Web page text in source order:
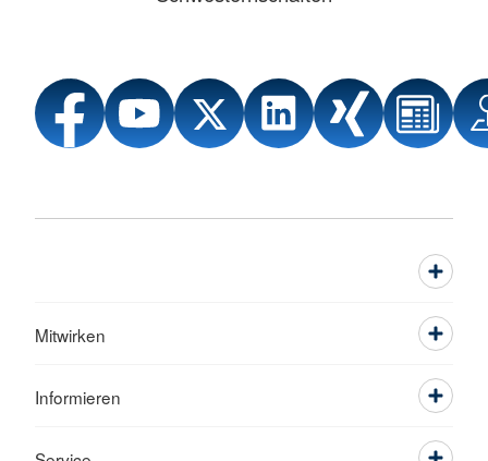
Mitwirken
Informieren